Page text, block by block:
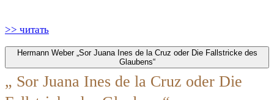
>> читать
Hermann Weber „Sor Juana Ines de la Cruz oder Die Fallstricke des
Glaubens“
„ Sor Juana Ines de la Cruz oder Die